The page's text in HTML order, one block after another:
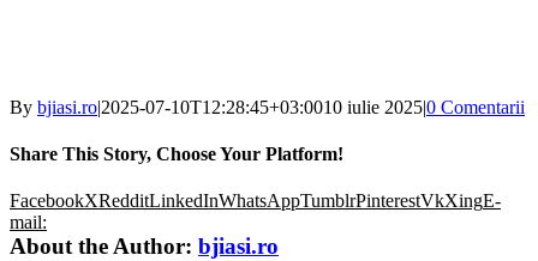
By bjiasi.ro|2025-07-10T12:28:45+03:0010 iulie 2025|0 Comentarii
Share This Story, Choose Your Platform!
FacebookXRedditLinkedInWhatsAppTumblrPinterestVkXingE-
mail:
About the Author: bjiasi.ro